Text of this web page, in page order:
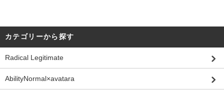
カテゴリーから探す
Radical Legitimate
AbilityNormal×avatara